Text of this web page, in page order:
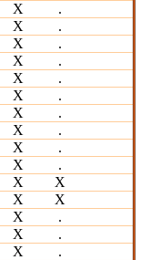
Х
.
Х
.
Х
.
Х
.
Х
.
Х
.
Х
.
Х
.
Х
.
Х
.
Х
Х
Х
Х
X
.
Х
.
Х
.